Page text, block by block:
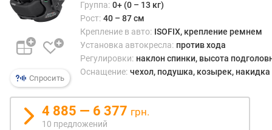
Спросить
Группа: 0+ (0 – 13 кг)
Рост: 40 – 87 см
Крепление в авто: ISOFIX, крепление ремнем
Установка автокресла: против хода
Регулировки: наклон спинки, высота
Оснащение: чехол, подушка, козырек, накидка
4 885 — 6 377 грн.
10 предложений